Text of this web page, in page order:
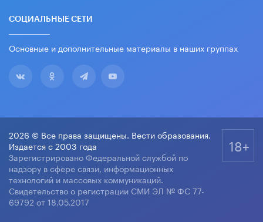
СОЦИАЛЬНЫЕ СЕТИ
Основные и дополнительные материалы в наших группах
2026 © Все права защищены. Вести образования.
Издается с 2003 года
Зарегистрировано Федеральной службой по
надзору в сфере связи, информационных
технологий и массовых коммуникаций.
Свидетельство о регистрации СМИ ЭЛ № ФС 77-
69792 от 18.05.2017
18+